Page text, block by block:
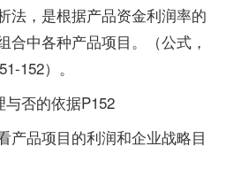
法，是根据产品资金利润率的
合中各种产品项目。（公式，
152）。
否的依据P152
品项目的利润和企业战略目